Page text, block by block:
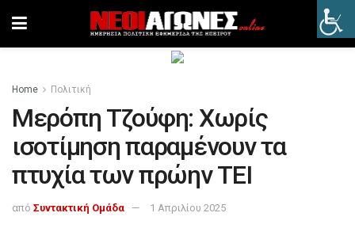
Home Πολιτική
Μερόπη Τζούφη: Χωρίς
ισοτίμηση παραμένουν τα
πτυχία των πρώην ΤΕΙ
από Συντακτική Ομάδα 1 Απριλίου 2025